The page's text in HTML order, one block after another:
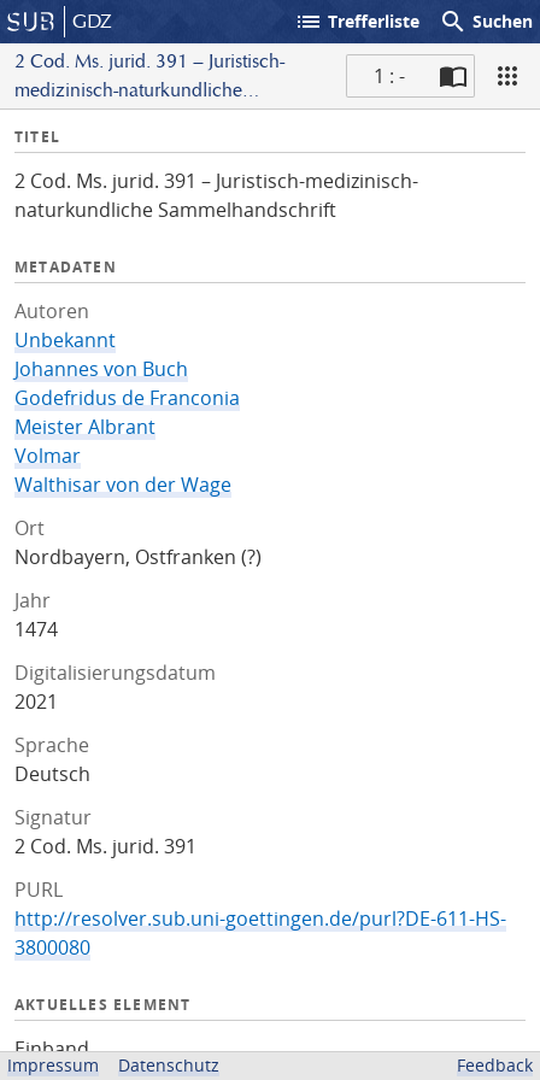
GDZ list Trefferliste search Suchen
2 Cod. Ms. jurid. 391 – Juristisch-
medizinisch-naturkundliche
1 : -
I
f
o
TITEL
2 Cod. Ms. jurid. 391 – Juristisch-medizinisch-
naturkundliche Sammelhandschrift
METADATEN
Autoren
Unbekannt
Johannes von Buch
Godefridus de Franconia
Meister Albrant
Volmar
Walthisar von der Wage
Ort
Nordbayern, Ostfranken (?)
Jahr
1474
Digitalisierungsdatum
2021
Sprache
Deutsch
Signatur
2 Cod. Ms. jurid. 391
PURL
http://resolver.sub.uni-goettingen.de/purl?DE-611-HS-
3800080
AKTUELLES ELEMENT
Einband
Impressum Datenschutz Feedback